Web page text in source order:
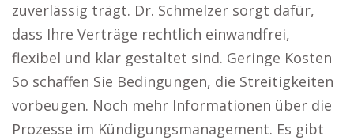
zuverlässig trägt. Dr. Schmelzer sorgt dafür,
dass Ihre Verträge rechtlich einwandfrei,
flexibel und klar gestaltet sind. Geringe Kosten
So schaffen Sie Bedingungen, die Streitigkeiten
vorbeugen. Noch mehr Informationen über die
Prozesse im Kündigungsmanagement. Es gibt